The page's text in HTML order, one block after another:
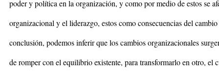
poder y política en la organización, y como por medio de estos se
organizacional y el liderazgo, estos como consecuencias del
conclusión, podemos inferir que los cambios organizacionales
de romper con el equilibrio existente, para transformarlo en otro, el